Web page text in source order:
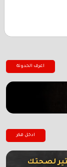
اعرف الحدوتة
ادخل فكر
لصحتك